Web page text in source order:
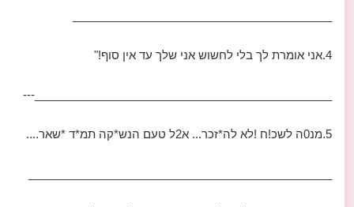
4.אני אומרת לך בלי לחשוש אני שלך עד אין סוף!"
_______________________________________________---
5.מנ0ה לשכ!ח !לא לה*זכר... א2ל טעם הנש*קה תמ*ד *שאר....